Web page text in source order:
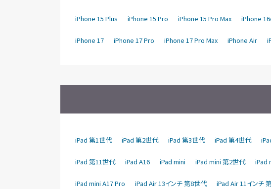
iPhone 15 Plus iPhone 15 Pro iPhone 15 Pro Max iPhone
iPhone 17 iPhone 17 Pro iPhone 17 Pro Max iPhone Air
iPad 第1世代 iPad 第2世代 iPad 第3世代 iPad 第4世代
iPad 第11世代 iPad A16 iPad mini iPad mini 第2世代 iPad
iPad mini A17 Pro iPad Air 13インチ 第8世代 iPad Air 11インチ